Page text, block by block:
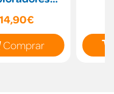
14,90€
Comprar